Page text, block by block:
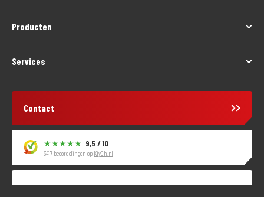
Producten
Services
Contact
9,5 / 10
3417 beoordelingen op KiyOh.nl